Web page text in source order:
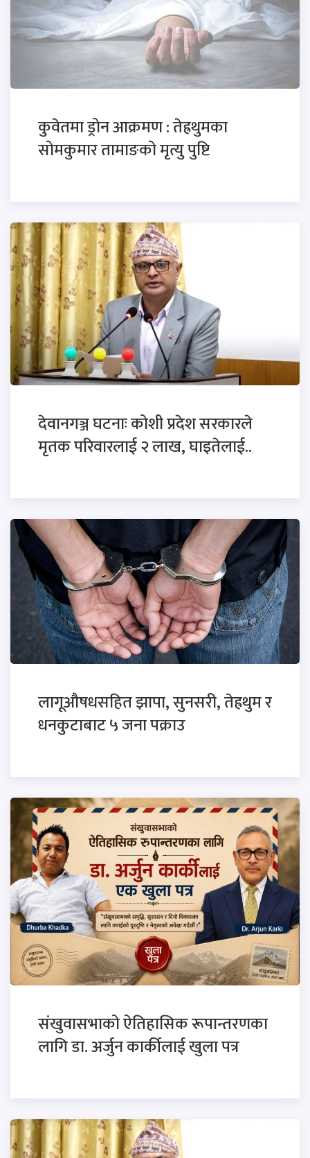
कुवेतमा ड्रोन आक्रमण : तेह्रथुमका
सोमकुमार तामाङको मृत्यु पुष्टि
देवानगञ्ज घटनाः कोशी प्रदेश सरकारले
मृतक परिवारलाई २ लाख, घाइतेलाई..
लागूऔषधसहित झापा, सुनसरी, तेह्रथुम र
धनकुटाबाट ५ जना पक्राउ
संखुवासभाको ऐतिहासिक रूपान्तरणका
लागि डा. अर्जुन कार्कीलाई खुला पत्र